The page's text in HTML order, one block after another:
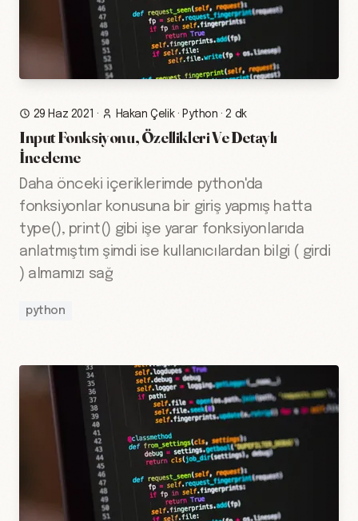
29 Haz 2021 · Hakan Çelik· Python ·2 dk
Input Fonksiyonu, Özellikleri Ve Detaylı
İnceleme
Daha önceki içeriklerimde python'da
fonksiyonlar konusuna bir giriş yapmış hatta
type(), print() gibi işe yarar fonksiyonlarıda
anlatmıştım şimdi ise kullanıcılardan bilgi ( girdi
) almamızı sağ
python